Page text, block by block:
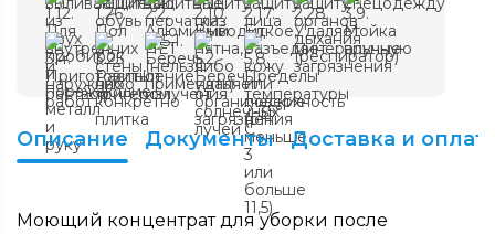
Описание Документы Доставка и
Моющий концентрат для уборки после